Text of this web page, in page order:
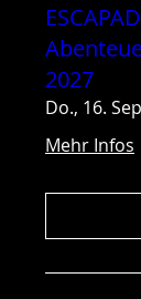
2027
Do., 16.
Mehr Infos